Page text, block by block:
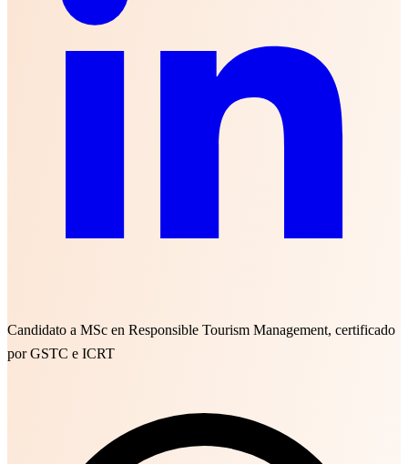
Candidato a MSc en Responsible Tourism Management, certificado
por GSTC e ICRT